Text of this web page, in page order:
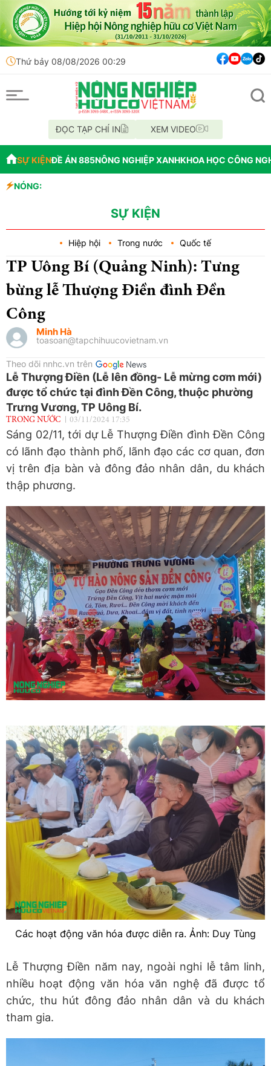
Thứ bảy 08/08/2026 00:29
ĐỌC TẠP CHÍ IN XEM VIDEO
SỰ KIỆNĐỀ ÁN 885NÔNG NGHIỆP XANHKHOA HỌC CÔNG
NÓNG:
SỰ KIỆN
Hiệp hội Trong nước Quốc tế
TP Uông Bí (Quảng Ninh): Tưng
bừng lễ Thượng Điền đình Đền
Công
Minh Hà
toasoan@tapchihuucovietnam.vn
Theo dõi nnhc.vn trên
Lễ Thượng Điền (Lễ lên đồng- Lễ mừng cơm mới)
được tổ chức tại đình Đền Công, thuộc phường
Trưng Vương, TP Uông Bí.
TRONG NƯỚC 03/11/2024 17:35
Sáng 02/11, tới dự Lễ Thượng Điền đình Đền Công
có lãnh đạo thành phố, lãnh đạo các cơ quan, đơn
vị trên địa bàn và đông đảo nhân dân, du khách
thập phương.
Các hoạt động văn hóa được diễn ra. Ảnh: Duy Tùng
Lễ Thượng Điền năm nay, ngoài nghi lễ tâm linh,
nhiều hoạt động văn hóa văn nghệ đã được tổ
chức, thu hút đông đảo nhân dân và du khách
tham gia.